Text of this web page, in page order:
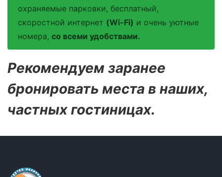
охраняемые парковки, бесплатный,
скоростной интернет (Wi-Fi) и очень уютные
номера, со всеми удобствами.
Рекомендуем заранее
бронировать места в наших,
частных гостиницах.